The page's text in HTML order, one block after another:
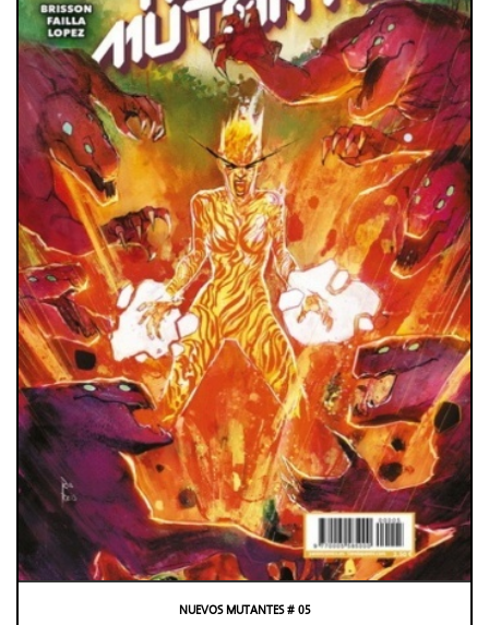
NUEVOS MUTANTES # 05